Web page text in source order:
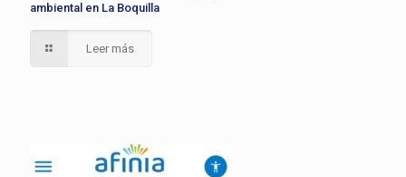
ambiental en La Boquilla
Leer más